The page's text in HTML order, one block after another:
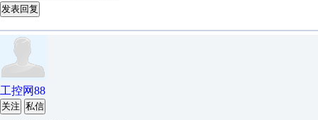
发表回复
工控网88
关注 私信